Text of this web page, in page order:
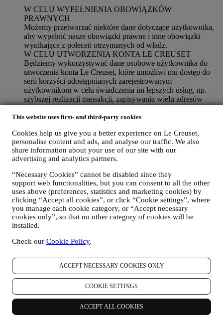
This website uses first- and third-party cookies
Cookies help us give you a better experience on Le Creuset,
personalise content and ads, and analyse our traffic. We also
share information about your use of our site with our
advertising and analytics partners.
“Necessary Cookies” cannot be disabled since they
support web functionalities, but you can consent to all the other
uses above (preferences, statistics and marketing cookies) by
clicking “Accept all cookies”, or click “Cookie settings”, where
you manage each cookie category, or “Accept necessary
cookies only”, so that no other category of cookies will be
installed.
Check our Cookie Policy.
ACCEPT NECESSARY COOKIES ONLY
COOKIE SETTINGS
ACCEPT ALL COOKIES
W CELU WYPEŁNIENIA OBOWIĄZKÓW
PRAWNYCH
Możemy przetwarzać niektóre dane dotyczące użytkownika,
aby wypełnić nasze obowiązki prawne i inne obowiązki
wynikające z poleceń otrzymanych od władz.
W CELU UTWORZENIA KONTA LE CREUSET
Będziemy wykorzystywać dane osobowe użytkownika do
utworzenia konta Le Creuset, które umożliwi mu dostęp do
serii korzyści udostępnianych zarejestrowanym
użytkownikom w celu świadczenia im lepszych usług, np.
szybszej realizacji transakcji, zapisywania wielu adresów
dostawy, przeglądania i śledzenia zamówień. Tego rodzaju
przetwarzanie jest oparte na świadczeniu tej usługi na
W CELU REALIZACJI ZAMÓWIEŃ I DOSTAWY
PRODUKTÓW, ŚWIADCZENIA USŁUG I
UDZIELANIA POMOCY UŻYTKOWNIKOWI
Będziemy wykorzystywać dane użytkownika do zarządzania
stosunkiem umownym, zakupem produktów w Witrynie
internetowej, sposobem korzystania z Witryny internetowej,
udzielania ewentualnej pomocy posprzedażowej albo
umożliwienia udziału użytkownika w konkursach. Możemy
być zmuszeni przetwarzać niektóre dane użytkownika do
celów administracyjnych związanych ze stosunkiem
umownym, w tym księgowości, rachunkowości i audytu,
kątem oszustw, zapewniania bezpieczeństwa, ochrony,
Czasami możemy być zmuszeni skontaktować się z
użytkownikiem z przyczyn administracyjnych albo
operacyjnych. Na przykład, aby wysłać użytkownikowi
potwierdzenie zakupu. Będziemy również wykorzystywać
dane użytkownika w celu udzielenia odpowiedzi na zapytania
wysłane za pośrednictwem formularzy zamieszczonych w
naszej Witrynie internetowej albo dostarczone innymi